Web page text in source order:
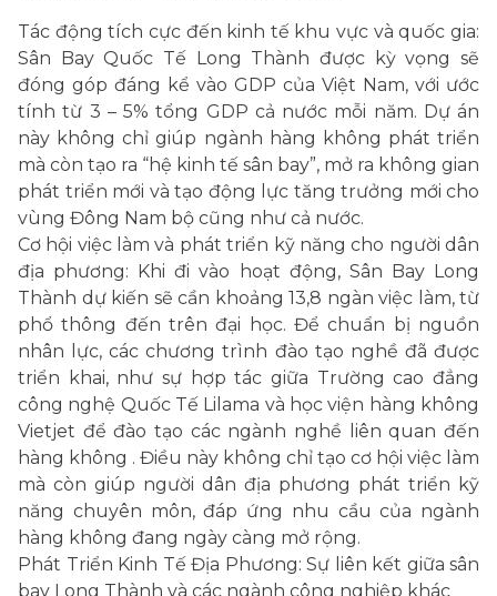
Tác động tích cực đến kinh tế khu vực và quốc gia:
Sân Bay Quốc Tế Long Thành được kỳ vọng sẽ
đóng góp đáng kể vào GDP của Việt Nam, với ước
tính từ 3 – 5% tổng GDP cả nước mỗi năm. Dự án
này không chỉ giúp ngành hàng không phát triển
mà còn tạo ra “hệ kinh tế sân bay”, mở ra không gian
phát triển mới và tạo động lực tăng trưởng mới cho
vùng Đông Nam bộ cũng như cả nước.
Cơ hội việc làm và phát triển kỹ năng cho người dân
địa phương: Khi đi vào hoạt động, Sân Bay Long
Thành dự kiến sẽ cần khoảng 13,8 ngàn việc làm, từ
phổ thông đến trên đại học. Để chuẩn bị nguồn
nhân lực, các chương trình đào tạo nghề đã được
triển khai, như sự hợp tác giữa Trường cao đẳng
công nghệ Quốc Tế Lilama và học viện hàng không
Vietjet để đào tạo các ngành nghề liên quan đến
hàng không . Điều này không chỉ tạo cơ hội việc làm
mà còn giúp người dân địa phương phát triển kỹ
năng chuyên môn, đáp ứng nhu cầu của ngành
hàng không đang ngày càng mở rộng.
Phát Triển Kinh Tế Địa Phương: Sự liên kết giữa sân
bay Long Thành và các ngành công nghiệp khác